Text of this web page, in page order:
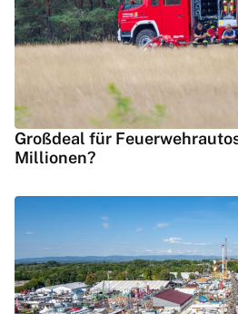
Großdeal für
Millionen?